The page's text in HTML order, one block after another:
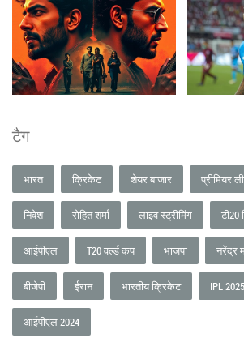
टैग
भारत क्रिकेट शेयर बाजार प्रीमियर
निवेश रोहित शर्मा लाइव स्ट्रीमिंग टी20
आईपीएल T20 वर्ल्ड कप भाजपा नरेंद्र
बीजेपी ईरान भारतीय क्रिकेट IPL 2025
आईपीएल 2024